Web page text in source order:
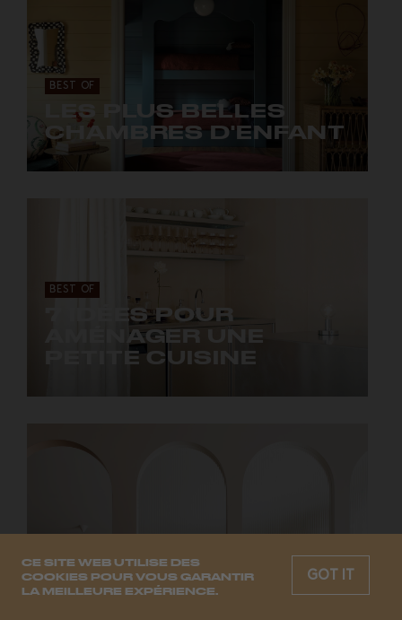
CE SITE WEB UTILISE DES
COOKIES POUR VOUS GARANTIR
LA MEILLEURE EXPÉRIENCE.
GOT IT
BEST OF
LES PLUS BELLES
CHAMBRES D'ENFANT
7 styles pour réechanter et singulariser l'espace
des kids.
BEST OF
7 IDÉES POUR
AMÉNAGER UNE
PETITE CUISINE
carré.